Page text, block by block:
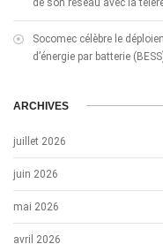
de son réseau avec la
Socomec célèbre le
d’énergie par batterie
ARCHIVES
juillet 2026
juin 2026
mai 2026
avril 2026